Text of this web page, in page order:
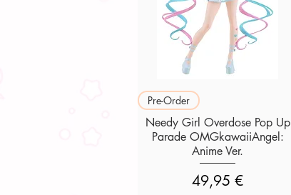
Schnellansicht
Pre-Order
Needy Girl Overdose Pop Up
Parade OMGkawaiiAngel:
Anime Ver.
Preis
49,95 €